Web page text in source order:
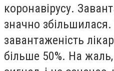
коронавірусу.
значно збільшилася.
завантаженість
більше 50%. На